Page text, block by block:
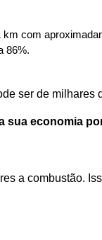
com
86%.
ser de milhares
sua economia
a combustão.